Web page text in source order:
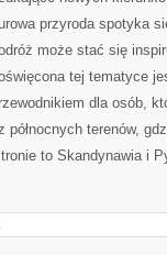
przyroda spotyka
może stać się
tej tematyce
dla osób,
terenów,
to Skandynawia i